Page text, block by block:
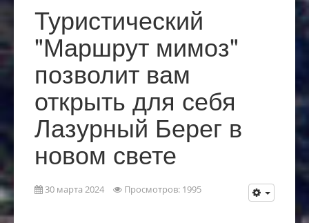
Туристический
"Маршрут мимоз"
позволит вам
открыть для себя
Лазурный Берег в
новом свете
30 марта 2024 Просмотров: 1995